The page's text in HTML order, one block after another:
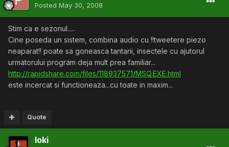
Posted May 30, 2008
Stim ca e sezonul.....
Cine poseda un sistem, combina audio cu !!tweetere piezo
neaparat!! poate sa goneasca tantarii, insectele cu ajutorul
urmatorului program deja mult prea familiar...
http://rapidshare.com/files/118937571/MSQ.EXE.html
este incercat si functioneaza...cu toate in maxim...
Quote
loki